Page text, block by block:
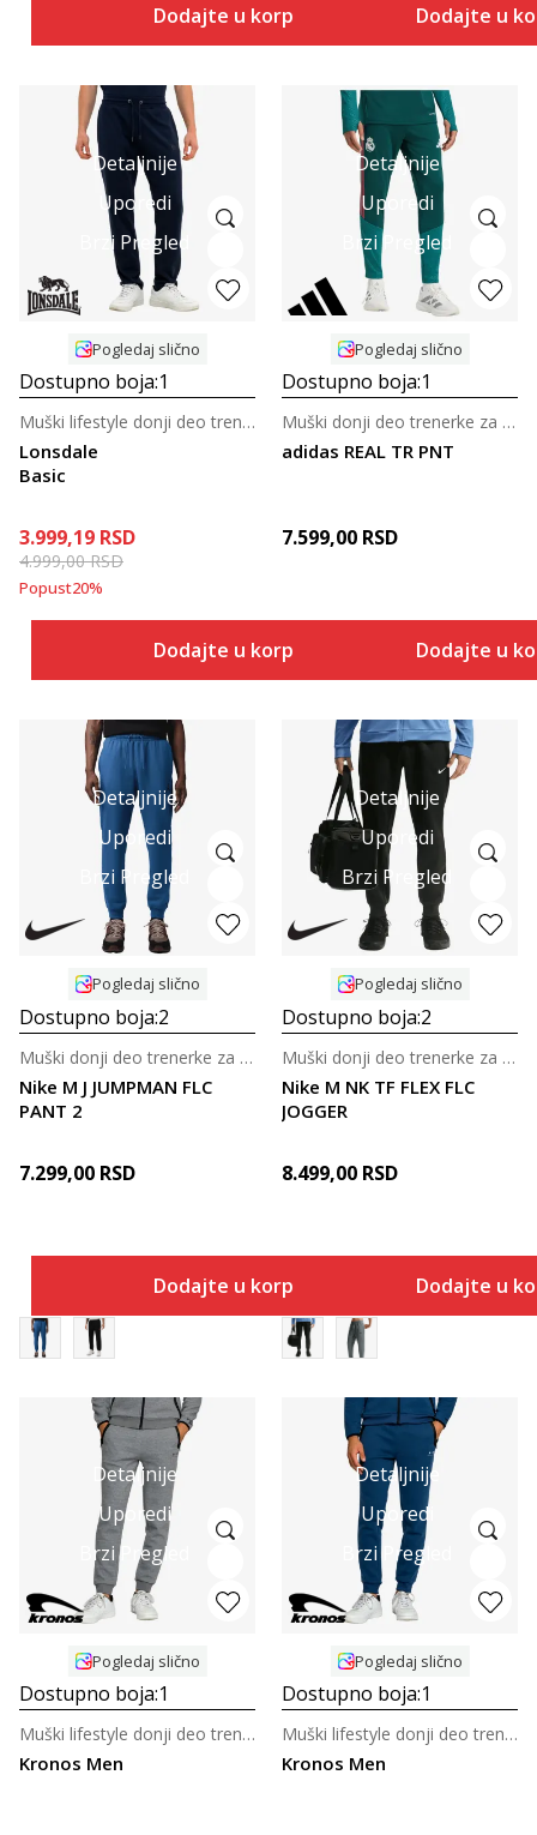
Dodajte u korpu Dodajte u
Detaljnije
Uporedi
Brzi Pregled
Pogledaj slično
Dostupno boja:1
Lonsdale
Basic
Muški lifestyle donji deo trenerke
3.999,19 RSD
4.999,00RSD
Popust20%
Dodajte u korpu
Detaljnije
Uporedi
Brzi Pregled
Pogledaj slično
Dostupno boja:1
adidas REAL TR PNT
Muški donji deo trenerke za fudbal
7.599,00 RSD
Dodajte u
Detaljnije
Uporedi
Brzi Pregled
Pogledaj slično
Dostupno boja:2
Nike M J JUMPMAN FLC
PANT 2
Muški donji deo trenerke za košarku
7.299,00 RSD
Dodajte u korpu
Detaljnije
Uporedi
Brzi Pregled
Pogledaj slično
Dostupno boja:2
Nike M NK TF FLEX FLC
JOGGER
Muški donji deo trenerke za trening
8.499,00 RSD
Dodajte u
Detaljnije
Uporedi
Brzi Pregled
Pogledaj slično
Dostupno boja:1
Kronos Men
Muški lifestyle donji deo trenerke
Detaljnije
Uporedi
Brzi Pregled
Pogledaj slično
Dostupno boja:1
Kronos Men
Muški lifestyle donji deo trenerke